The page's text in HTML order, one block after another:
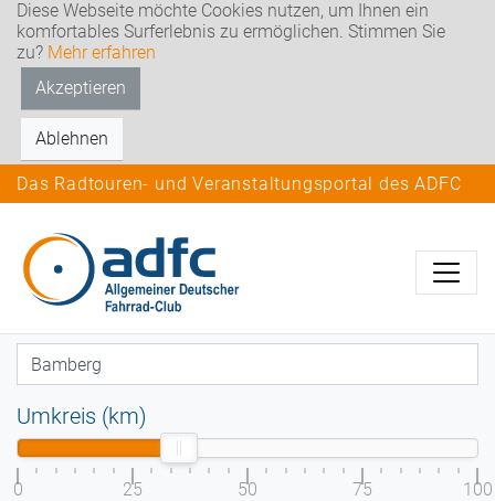
Diese Webseite möchte Cookies nutzen, um Ihnen ein
komfortables Surferlebnis zu ermöglichen. Stimmen Sie
zu? Mehr erfahren
Akzeptieren
Ablehnen
Das Radtouren- und Veranstaltungsportal des ADFC
Umkreis (km)
0 25 50 75 100